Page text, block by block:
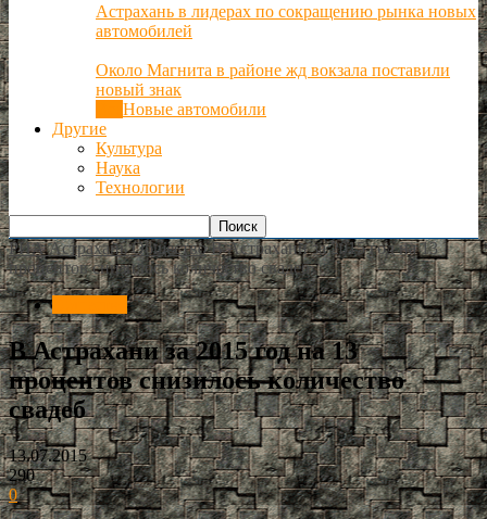
Астрахань в лидерах по сокращению рынка новых
автомобилей
Около Магнита в районе жд вокзала поставили
новый знак
Новые автомобили
Другие
Культура
Наука
Технологии
РИА Астрахань Общество В Астрахани за 2015 год на 13
процентов снизилось количество свадеб
В Астрахани за 2015 год на 13
процентов снизилось количество
свадеб
13.07.2015
290
0